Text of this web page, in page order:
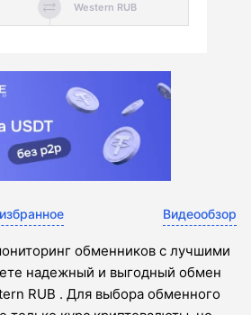
Видеообзор
обменников с лучшими
надежный и выгодный обмен
RUB . Для выбора обменного